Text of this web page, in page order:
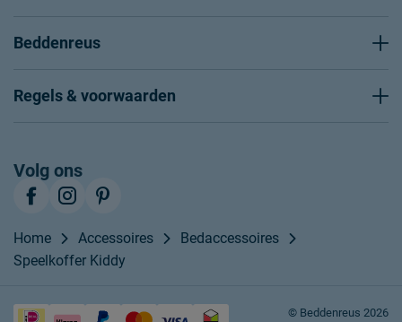
Beddenreus
Regels & voorwaarden
Volg ons
Home Accessoires
Bedaccessoires
Speelkoffer Kiddy
© Beddenreus 2026